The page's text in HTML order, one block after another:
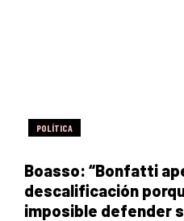
POLÍTICA
Boasso: “Bonfatti
descalificación
imposible defender